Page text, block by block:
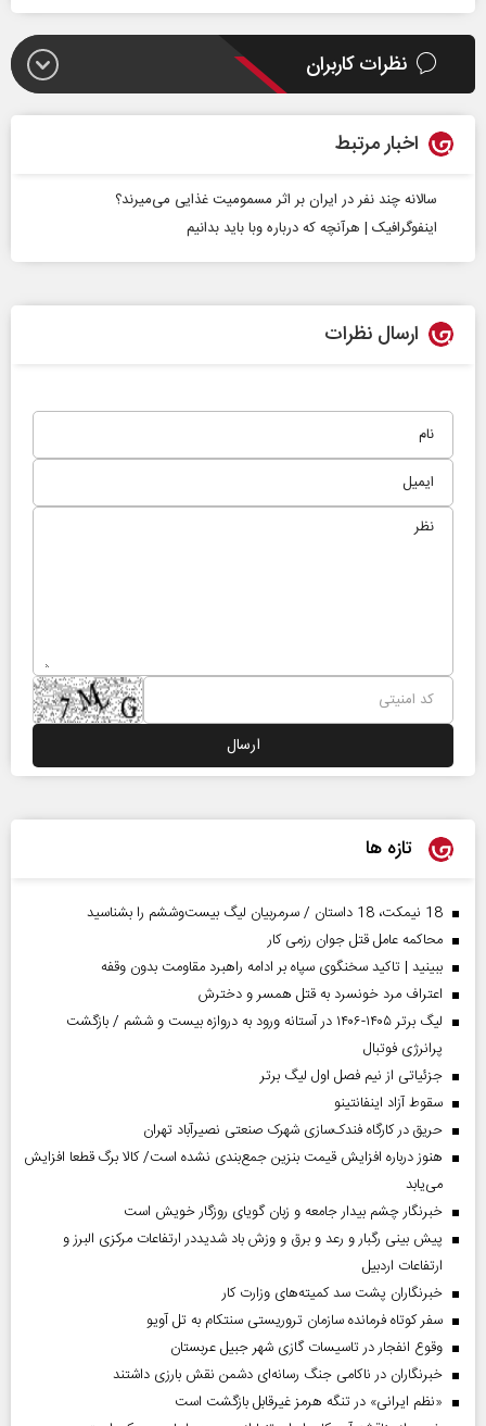
نظرات کاربران
اخبار مرتبط
سالانه چند نفر در ایران بر اثر مسمومیت غذایی می‌میرند؟
اینفوگرافیک | هرآنچه که درباره وبا باید بدانیم
ارسال نظرات
تازه ها
18 نیمکت، 18 داستان / سرمربیان لیگ بیست‌وششم را بشناسید
محاکمه عامل قتل جوان رزمی کار
ببینید | تاکید سخنگوی سپاه بر ادامه راهبرد مقاومت بدون وقفه
اعتراف مرد خونسرد به قتل همسر و دخترش
لیگ برتر ۱۴۰۵-۱۴۰۶ در آستانه ورود به دروازه بیست و ششم / بازگشت
پرانرژی فوتبال
جزئیاتی از نیم فصل اول لیگ برتر
سقوط آزاد اینفانتینو
حریق در کارگاه فندک‌سازی شهرک صنعتی نصیرآباد تهران
هنوز درباره افزایش قیمت بنزین جمع‌بندی نشده است/ کالا برگ قطعا افزایش
می‌یابد
خبرنگار چشم بیدار جامعه و زبان گویای روزگار خویش است
پیش بینی رگبار و رعد و برق و وزش باد شدیددر ارتفاعات مرکزی البرز و
ارتفاعات اردبیل
خبرنگاران پشت سد کمیته‌های وزارت کار
سفر کوتاه فرمانده سازمان تروریستی سنتکام به تل آویو
وقوع انفجار در تاسیسات گازی شهر جبیل عربستان
خبرنگاران در ناکامی جنگ رسانه‌ای دشمن نقش بارزی داشتند
«نظم ایرانی» در تنگه هرمز غیرقابل بازگشت است